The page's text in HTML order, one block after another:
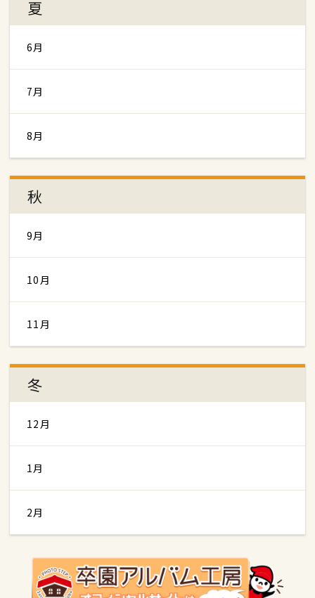
夏
6月
7月
8月
秋
9月
10月
11月
冬
12月
1月
2月